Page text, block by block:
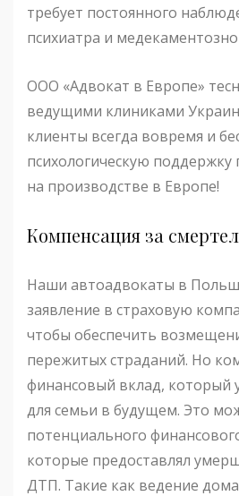
требует постоянного
психиатра и
ООО «Адвокат в Европе»
ведущими клиниками
клиенты всегда вовремя и
психологическую
на производстве в Европе!
Компенсация за
Наши автоадвокаты в
заявление в страховую
чтобы обеспечить
пережитых страданий. Но
финансовый вклад, который
для семьи в будущем. Это
потенциального
которые предоставлял
ДТП. Такие как ведение